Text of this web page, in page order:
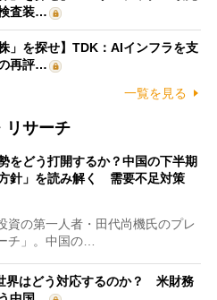
査装…
」を探せ】TDK：AIインフラを支
再評…
一覧を見る
リサーチ
をどう打開するか？中国の下半期
針」を読み解く 需要不足対策
の第一人者・田代尚機氏のプレ
チ」。中国の…
界はどう対応するのか？ 米財務